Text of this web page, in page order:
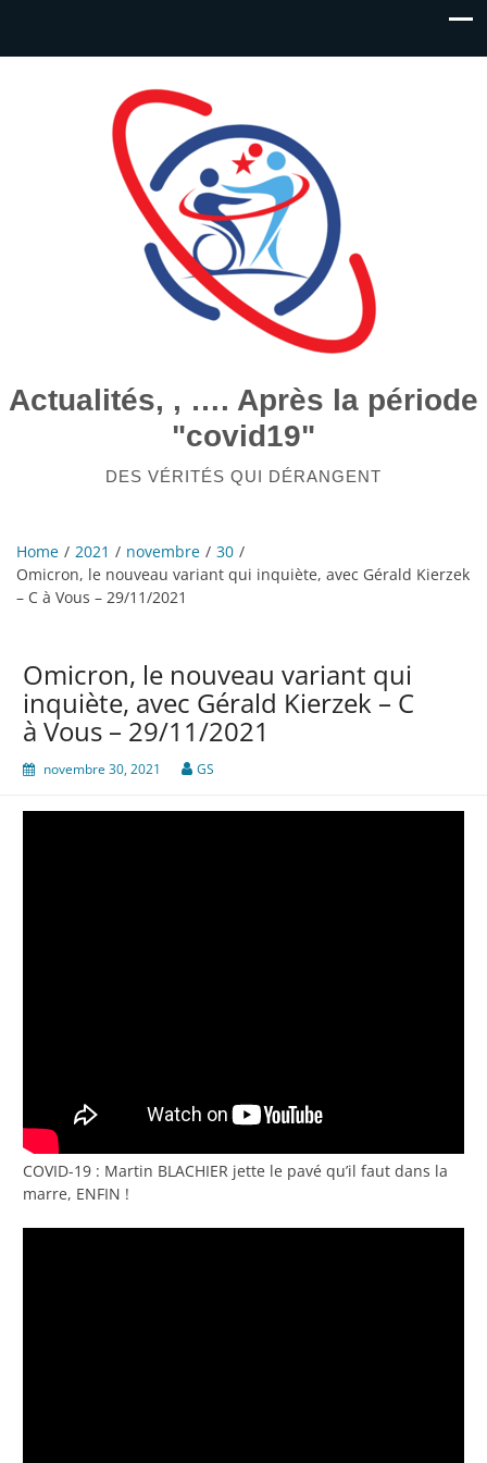
Actualités, , …. Après la période
"covid19"
DES VÉRITÉS QUI DÉRANGENT
Home 2021 novembre
30
Omicron, le nouveau variant qui inquiète, avec Gérald Kierzek
– C à Vous – 29/11/2021
Omicron, le nouveau variant qui
inquiète, avec Gérald Kierzek – C
à Vous – 29/11/2021
novembre 30, 2021 GS
COVID-19 : Martin BLACHIER jette le pavé qu’il faut dans la
marre, ENFIN !